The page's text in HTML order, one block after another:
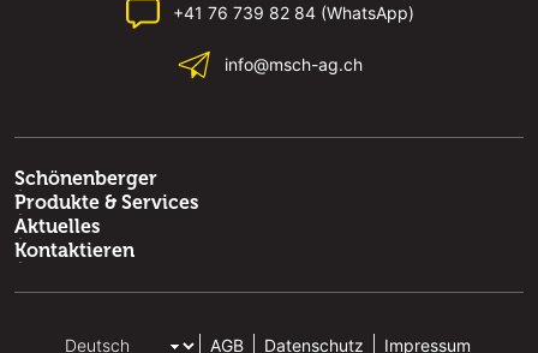
+41 76 739 82 84 (WhatsApp)
info@msch-ag.ch
Schönenberger
Produkte & Services
Aktuelles
Kontaktieren
AGB Datenschutz Impressum